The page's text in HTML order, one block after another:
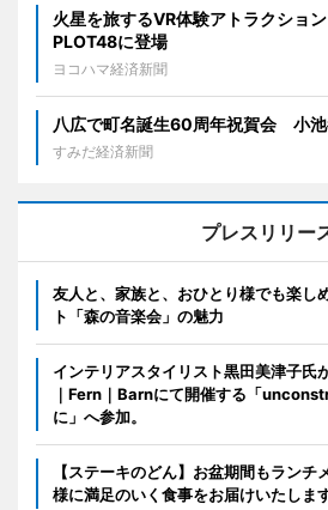
火星を旅するVR体験アトラクショ
PLOT48に登場
ヨコハマ経済新聞
八広で町名誕生60周年祝賀会 小
すみだ経済新聞
プレスリリー
友人と、家族と、おひとり様でも楽し
ト「森の音楽会」の魅力
インテリアスタイリスト黒田美津子
｜Fern｜Barnにて開催する「
に」へ参加。
【ステーキのどん】お盆期間もランチ
様に満足のいく食事をお届けいたします